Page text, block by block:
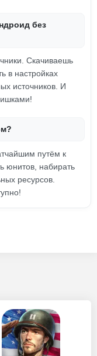
без
Скачиваешь
в настройках
источников. И
путём к
юнитов, набирать
ресурсов.